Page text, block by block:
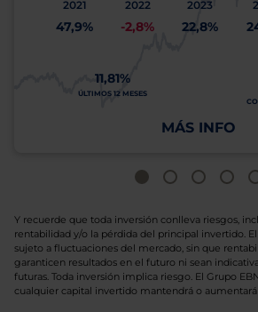
2021
47,9%
2022
-2,8%
2023
22,8%
11,81%
ÚLTIMOS 12 MESES
MÁS INFO
Y recuerde que toda inversión conlleva riesgos,
rentabilidad y/o la pérdida del principal invertido.
sujeto a fluctuaciones del mercado, sin que
garanticen resultados en el futuro ni sean
futuras. Toda inversión implica riesgo. El Grupo
cualquier capital invertido mantendrá o aumentará